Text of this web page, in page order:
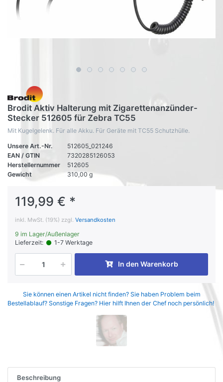
Brodit Aktiv Halterung mit Zigarettenanzünder-
Stecker 512605 für Zebra TC55
Mit Kugelgelenk. Für alle Akku. Für Geräte mit TC55 Schutzhülle.
Unsere Art.-Nr.
512605_021246
EAN / GTIN
7320285126053
Herstellernummer
512605
Gewicht
310,00 g
119,99 € *
inkl. MwSt. (19%) zzgl. Versandkosten
9 im Lager/Außenlager
Lieferzeit:
1-7 Werktage
In den Warenkorb
Sie können einen Artikel nicht finden? Sie haben Problem beim
Bestellablauf? Sonstige Fragen? Hier hilft Ihnen der Chef noch persönlich!
Beschreibung